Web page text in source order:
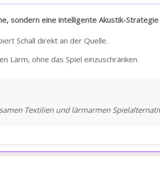
sondern eine intelligente Akustik-
Schall direkt an der Quelle.
Lärm, ohne das Spiel einzuschränken.
Textilien und lärmarmen